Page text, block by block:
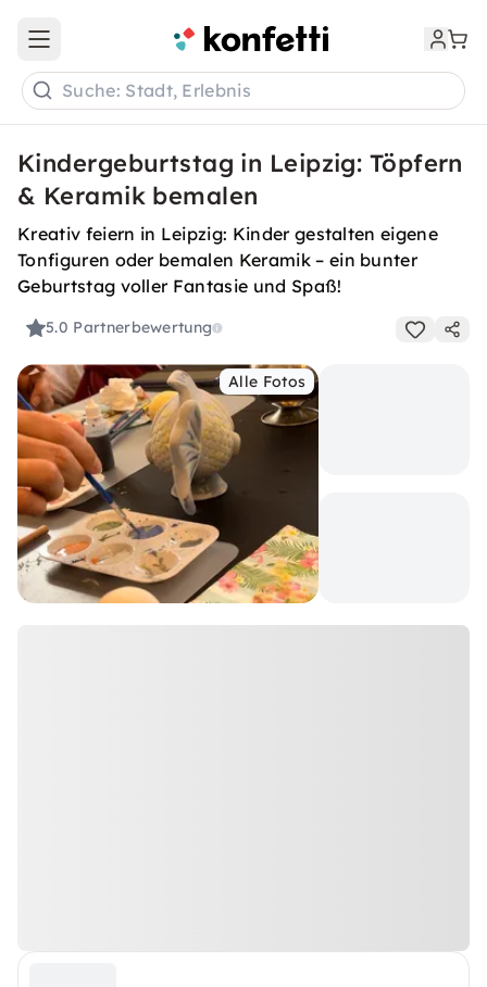
Open main menu
Suche: Stadt, Erlebnis
Kindergeburtstag in Leipzig: Töpfern
& Keramik bemalen
Kreativ feiern in Leipzig: Kinder gestalten eigene
Tonfiguren oder bemalen Keramik – ein bunter
Geburtstag voller Fantasie und Spaß!
5.0 Partnerbewertung
Alle Fotos